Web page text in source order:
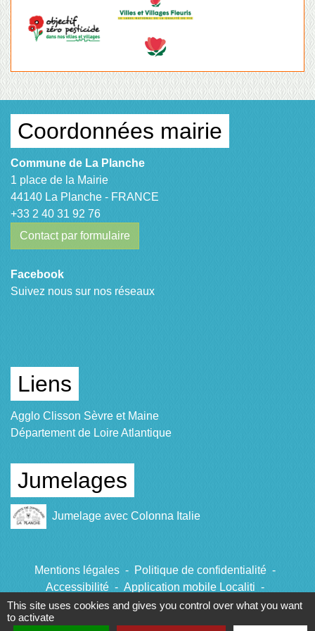
Coordonnées mairie
Commune de La Planche
1 place de la Mairie
44140 La Planche - FRANCE
+33 2 40 31 92 76
Contact par formulaire
Facebook
Suivez nous sur nos réseaux
Liens
Agglo Clisson Sèvre et Maine
Département de Loire Atlantique
Jumelages
Jumelage avec Colonna Italie
Mentions légales - Politique de confidentialité -
Accessibilité - Application mobile Localiti -
Plan du site - Gestion des cookies
This site uses cookies and gives you control over what you want
to activate